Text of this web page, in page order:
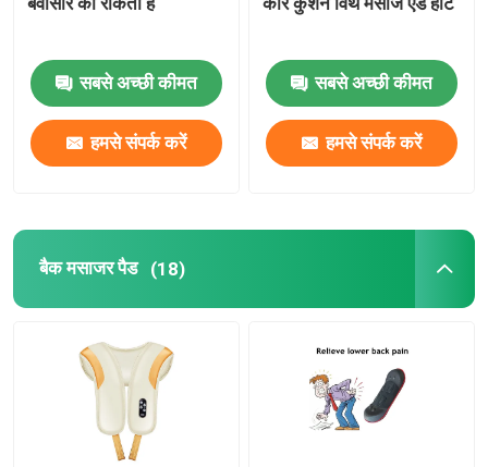
यूवी रोड़े
सबसे अच्छी कीमत
हमसे संपर्क करें
सबसे अच्छी कीमत
हमसे संपर्क करें
बैक मसाजर पैड (18)